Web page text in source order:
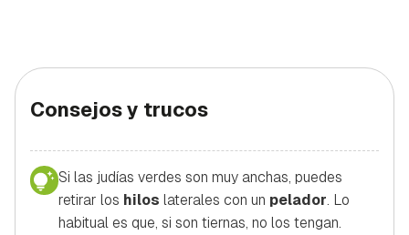
Consejos y trucos
Si las judías verdes son muy anchas, puedes
retirar los hilos laterales con un pelador. Lo
habitual es que, si son tiernas, no los tengan.